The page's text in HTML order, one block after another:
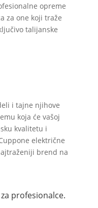
opreme
za one koji traže
talijanske
i tajne njihove
koja će vašoj
kvalitetu i
električne
brend na
profesionalce.